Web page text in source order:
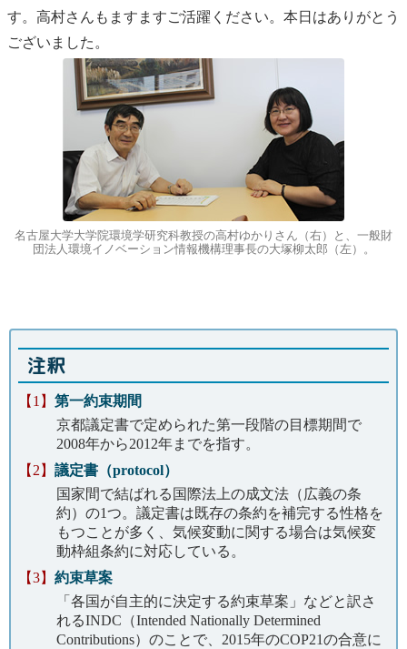
す。高村さんもますますご活躍ください。本日はありがとう
ございました。
名古屋大学大学院環境学研究科教授の高村ゆかりさん（右）と、一般財
団法人環境イノベーション情報機構理事長の大塚柳太郎（左）。
注釈
【1】 第一約束期間
京都議定書で定められた第一段階の目標期間で
2008年から2012年までを指す。
【2】 議定書（protocol）
国家間で結ばれる国際法上の成文法（広義の条
約）の1つ。議定書は既存の条約を補完する性格を
もつことが多く、気候変動に関する場合は気候変
動枠組条約に対応している。
【3】 約束草案
「各国が自主的に決定する約束草案」などと訳さ
れるINDC（Intended Nationally Determined
Contributions）のことで、2015年のCOP21の合意に